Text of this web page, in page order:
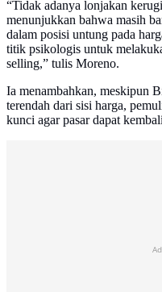
“Tidak adanya lonjakan
menunjukkan bahwa masih
dalam posisi untung pada
titik psikologis untuk
selling,” tulis Moreno.
Ia menambahkan, meskipun
terendah dari sisi harga,
kunci agar pasar dapat